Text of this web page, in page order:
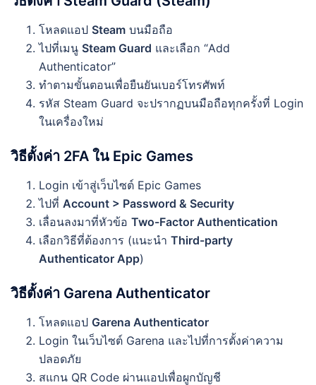
โหลดแอป Steam บนมือถือ
ไปที่เมนู Steam Guard และเลือก “Add
Authenticator”
ทำตามขั้นตอนเพื่อยืนยันเบอร์โทรศัพท์
รหัส Steam Guard จะปรากฏบนมือถือทุกครั้งที่ Login
ในเครื่องใหม่
วิธีตั้งค่า 2FA ใน Epic Games
Login เข้าสู่เว็บไซต์ Epic Games
ไปที่ Account > Password & Security
เลื่อนลงมาที่หัวข้อ Two-Factor Authentication
เลือกวิธีที่ต้องการ (แนะนำ Third-party
Authenticator App)
วิธีตั้งค่า Garena Authenticator
โหลดแอป Garena Authenticator
Login ในเว็บไซต์ Garena และไปที่การตั้งค่าความ
ปลอดภัย
สแกน QR Code ผ่านแอปเพื่อผูกบัญชี